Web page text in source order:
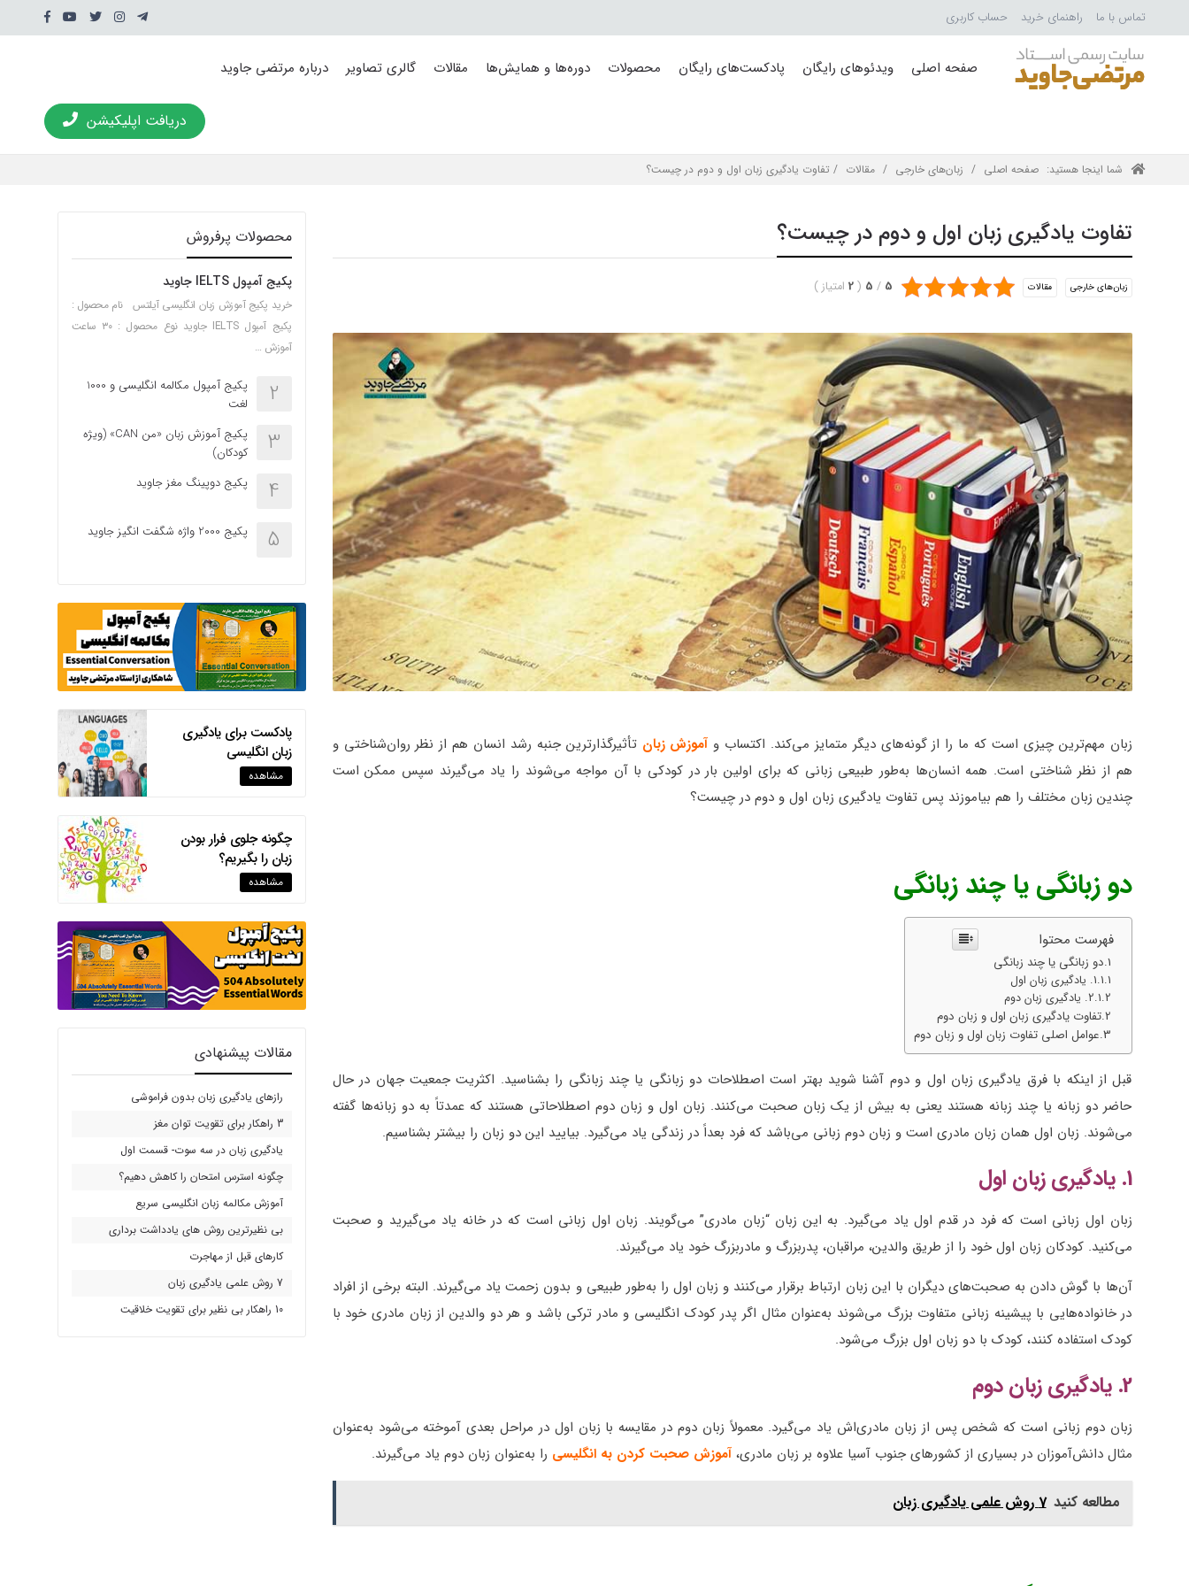
تماس با ما راهنمای خرید حساب کاربری
صفحه اصلی ویدئوهای رایگان پادکست‌های رایگان محصولات دوره‌ها و همایش‌ها مقالات گالری تصاویر درباره مرتضی جاوید
دریافت اپلیکیشن
شما اینجا هستید: صفحه اصلی / زبان‌های خارجی / مقالات / تفاوت یادگیری زبان اول و دوم در چیست؟
تفاوت یادگیری زبان اول و دوم در چیست؟
زبان‌های خارجی مقالات 5
/
5
(
2 امتیاز)
زبان مهم‌ترین چیزی است که ما را از گونه‌های دیگر متمایز می‌کند. اکتساب و آموزش زبان تأثیرگذارترین جنبه رشد انسان هم از نظر روان‌شناختی و
هم از نظر شناختی است. همه انسان‌ها به‌طور طبیعی زبانی که برای اولین بار در کودکی با آن مواجه می‌شوند را یاد می‌گیرند سپس ممکن است
چندین زبان مختلف را هم بیاموزند پس تفاوت یادگیری زبان اول و دوم در چیست؟
دو زبانگی یا چند زبانگی
فهرست محتوا
دو زبانگی یا چند زبانگی
1. یادگیری زبان اول
2. یادگیری زبان دوم
تفاوت یادگیری زبان اول و زبان دوم
عوامل اصلی تفاوت زبان اول و زبان دوم
قبل از اینکه با فرق یادگیری زبان اول و دوم آشنا شوید بهتر است اصطلاحات دو زبانگی یا چند زبانگی را بشناسید. اکثریت جمعیت جهان در حال
حاضر دو زبانه یا چند زبانه هستند یعنی به بیش از یک زبان صحبت می‌کنند. زبان اول و زبان دوم اصطلاحاتی هستند که عمدتاً به دو زبانه‌ها گفته
می‌شوند. زبان اول همان زبان مادری است و زبان دوم زبانی می‌باشد که فرد بعداً در زندگی یاد می‌گیرد. بیایید این دو زبان را بیشتر بشناسیم.
1. یادگیری زبان اول
زبان اول زبانی است که فرد در قدم اول یاد می‌گیرد. به این زبان “زبان مادری” می‌گویند. زبان اول زبانی است که در خانه یاد می‌گیرید و صحبت
می‌کنید. کودکان زبان اول خود را از طریق والدین، مراقبان، پدربزرگ و مادربزرگ خود یاد می‌گیرند.
آن‌ها با گوش دادن به صحبت‌های دیگران با این زبان ارتباط برقرار می‌کنند و زبان اول را به‌طور طبیعی و بدون زحمت یاد می‌گیرند. البته برخی از افراد
در خانواده‌هایی با پیشینه زبانی متفاوت بزرگ می‌شوند به‌عنوان مثال اگر پدر کودک انگلیسی و مادر ترکی باشد و هر دو والدین از زبان مادری خود با
کودک استفاده کنند، کودک با دو زبان اول بزرگ می‌شود.
2. یادگیری زبان دوم
زبان دوم زبانی است که شخص پس از زبان مادری‌اش یاد می‌گیرد. معمولاً زبان دوم در مقایسه با زبان اول در مراحل بعدی آموخته می‌شود به‌عنوان
مثال دانش‌آموزان در بسیاری از کشورهای جنوب آسیا علاوه بر زبان مادری،آموزش صحبت کردن به انگلیسی را به‌عنوان زبان دوم یاد می‌گیرند.
مطالعه کنید 7 روش علمی یادگیری زبان
محصولات پرفروش
پکیج آمپول IELTS جاوید
خرید پکیج آموزش زبان انگلیسی آیلتس نام محصول :
پکیج آمپول IELTS جاوید نوع محصول : ۳۰ ساعت
آموزش …
2
پکیج آمپول مکالمه انگلیسی و 1000
لغت
3
پکیج آموزش زبان «من CAN» (ویژه
کودکان)
4 پکیج دوپینگ مغز جاوید
5 پکیج 2000 واژه شگفت انگیز جاوید
پادکست برای یادگیری
زبان انگلیسی
مشاهده
چگونه جلوی فرار بودن
زبان را بگیریم؟
مشاهده
مقالات پیشنهادی
رازهای یادگیری زبان بدون فراموشی
3 راهکار برای تقویت توان مغز
یادگیری زبان در سه سوت- قسمت اول
چگونه استرس امتحان را کاهش دهیم؟
آموزش مکالمه زبان انگلیسی سریع
بی نظیرترین روش های یادداشت برداری
کارهای قبل از مهاجرت
7 روش علمی یادگیری زبان
10 راهکار بی نظیر برای تقویت خلاقیت